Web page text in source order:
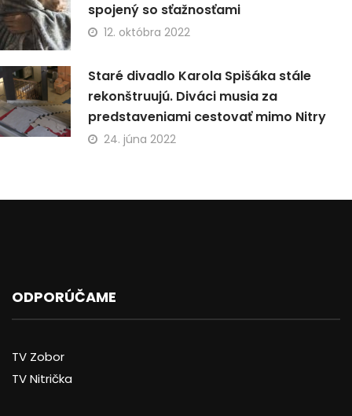
spojený so sťažnosťami
12. októbra 2022
Staré divadlo Karola Spišáka stále
rekonštruujú. Diváci musia za
predstaveniami cestovať mimo Nitry
24. júna 2022
ODPORÚČAME
TV Zobor
TV Nitrička